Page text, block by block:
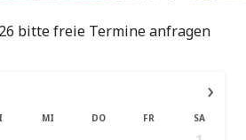
bitte freie Termine anfragen
›
MI DO FR SA